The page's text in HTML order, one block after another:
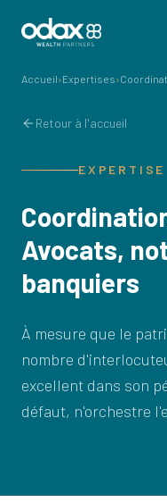
Accueil›Expertises›
Retour à l'accueil
EXPERTISE
Avocats,
banquiers
À mesure que le
nombre
excellent dans son
défaut, n'orchestre